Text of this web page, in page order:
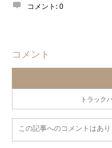
コメント:0
コメント
トラック
この記事へのコメントはあり